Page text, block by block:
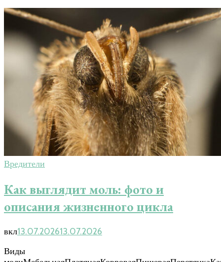
Вредители
Как выглядит моль: фото и
описания жизненного цикла
вкл13.07.202613.07.2026
Виды